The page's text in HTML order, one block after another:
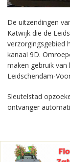
De uitzendingen
Katwijk die de
verzorgingsgebied
kanaal 9D.
maken gebruik van
Leidschendam-
Sleutelstad
ontvanger